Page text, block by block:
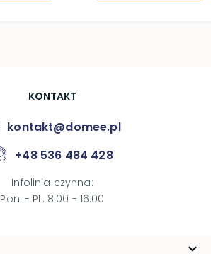
KONTAKT
kontakt@domee.pl
+48 536 484 428
Infolinia czynna:
Pon. - Pt. 8:00 - 16:00